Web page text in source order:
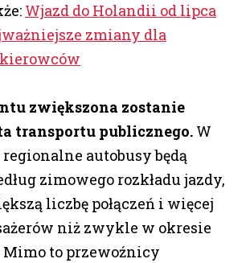
Wjazd do Holandii od lipca
zmiany dla
zwiększona zostanie
transportu publicznego. W
regionalne autobusy będą
zimowego rozkładu jazdy,
liczbę połączeń i więcej
niż zwykle w okresie
to przewoźnicy